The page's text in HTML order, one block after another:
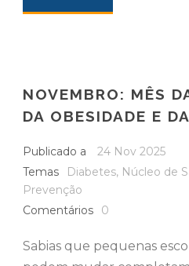
NOVEMBRO: MÊS
DA OBESIDADE E
Publicado a
24 Nov 2025
Temas
Diabetes, Núcleo de
Prevenção
Comentários
0
Sabias que pequenas